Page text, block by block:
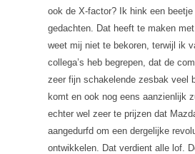
ook de X-factor? Ik hink een beetje
gedachten. Dat heeft te maken
weet mij niet te bekoren, terwijl ik
collega’s heb begrepen, dat de
zeer fijn schakelende zesbak veel
komt en ook nog eens aanzienlijk
echter wel zeer te prijzen dat
aangedurfd om een dergelijke
ontwikkelen. Dat verdient alle lof.